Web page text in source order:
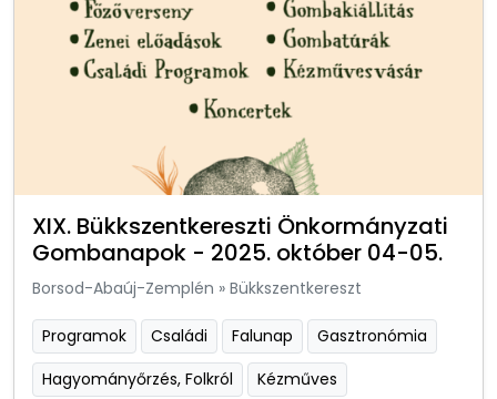
XIX. Bükkszentkereszti Önkormányzati
Gombanapok - 2025. október 04-05.
Borsod-Abaúj-Zemplén » Bükkszentkereszt
Programok Családi Falunap
Gasztronómia
Hagyományőrzés, Folkról
Kézműves